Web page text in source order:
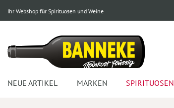
Ihr Webshop für Spirituosen und Weine
NEUE ARTIKEL MARKEN SPIRITUOSEN